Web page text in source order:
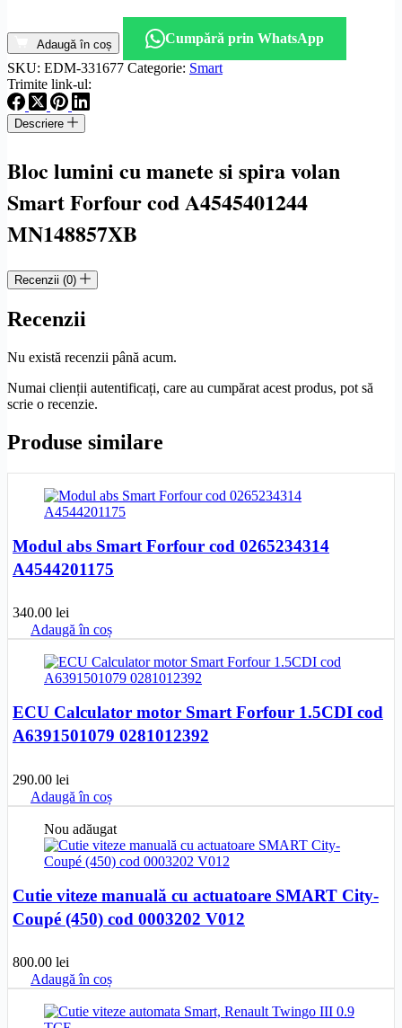
Bloc
lumini
cu
manete
si
spira
volan
cod
454
12
MN148857XB
Adaugă în coș
Cumpără prin WhatsApp
SKU: EDM-331677 Categorie: Smart
Trimite link-ul:
Descriere
Bloc lumini cu manete si spira volan
Smart Forfour cod A4545401244
MN148857XB
Recenzii (0)
Recenzii
Nu există recenzii până acum.
Numai clienții autentificați, care au cumpărat acest produs, pot să
scrie o recenzie.
Produse similare
Modul abs Smart Forfour cod 0265234314
A4544201175
340.00 lei
Adaugă în coș
ECU Calculator motor Smart Forfour 1.5CDI cod
A6391501079 0281012392
290.00 lei
Adaugă în coș
Nou adăugat
Cutie viteze manuală cu actuatoare SMART City-
Coupé (450) cod 0003202 V012
800.00 lei
Adaugă în coș